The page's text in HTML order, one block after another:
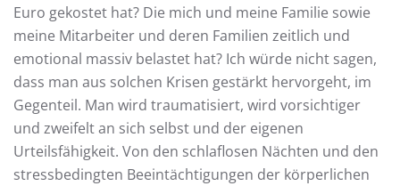
Euro gekostet hat? Die mich und meine Familie sowie
meine Mitarbeiter und deren Familien zeitlich und
emotional massiv belastet hat? Ich würde nicht sagen,
dass man aus solchen Krisen gestärkt hervorgeht, im
Gegenteil. Man wird traumatisiert, wird vorsichtiger
und zweifelt an sich selbst und der eigenen
Urteilsfähigkeit. Von den schlaflosen Nächten und den
stressbedingten Beeintächtigungen der körperlichen